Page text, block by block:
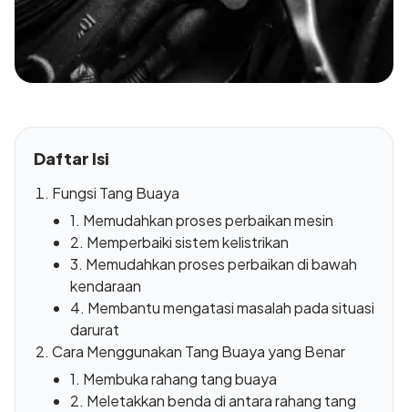
Daftar Isi
Fungsi Tang Buaya
1. Memudahkan proses perbaikan mesin
2. Memperbaiki sistem kelistrikan
3. Memudahkan proses perbaikan di bawah
kendaraan
4. Membantu mengatasi masalah pada situasi
darurat
Cara Menggunakan Tang Buaya yang Benar
1. Membuka rahang tang buaya
2. Meletakkan benda di antara rahang tang